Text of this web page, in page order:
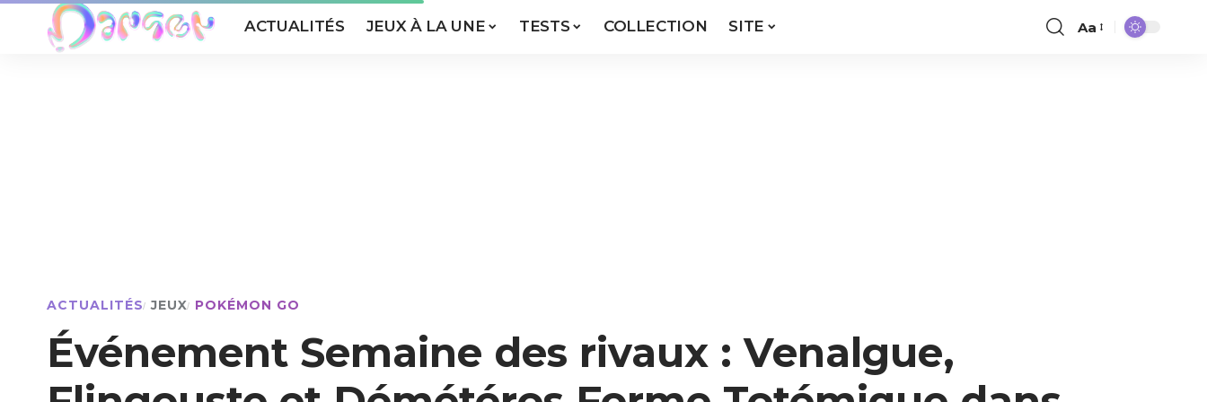
ACTUALITÉS JEUX À LA UNE TESTS COLLECTION SITE Aa
ACTUALITÉS JEUX POKÉMON GO
Événement Semaine des rivaux : Venalgue,